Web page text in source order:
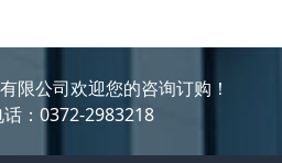
限公司欢迎您的咨询订购！
：0372-2983218